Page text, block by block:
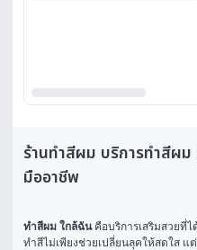
ร้านทำสีผม บริการทำสีผ
มืออาชีพ
ทําสีผม ใกล้ฉัน คือบริการเสริมสวยที่ไ
ทำสีไม่เพียงช่วยเปลี่ยนลุคให้สดใส